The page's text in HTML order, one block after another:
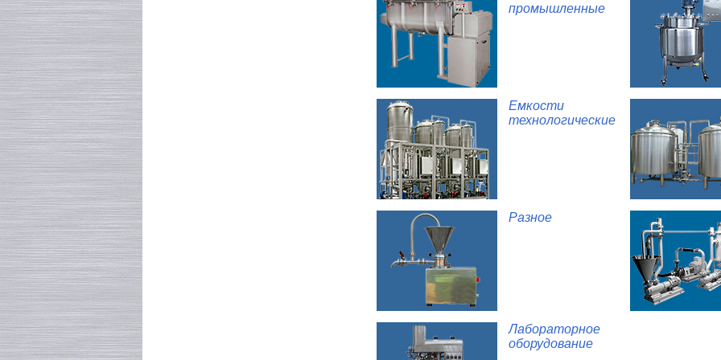
промышленные
Емкости
технологические
Разное
Лабораторное
оборудование